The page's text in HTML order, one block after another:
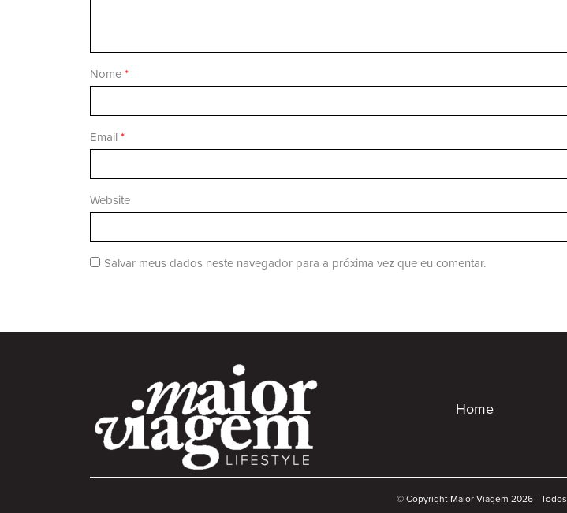
Nome *
Email *
Website
Salvar meus dados neste navegador para a próxima vez que eu comentar.
Home
© Copyright Maior Viagem 2026 -